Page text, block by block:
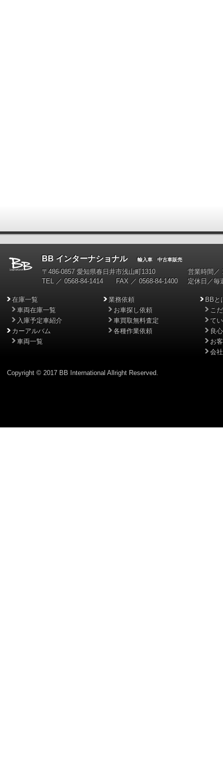
BB インターナショナル輸入車 中古車販売
〒486-0857 愛知県春日井市浅山町1310
TEL ／ 0568-84-1414 FAX ／ 0568-84-1400
営業時間／
定休日／毎
在庫一覧
車両在庫一覧
入庫予定車紹介
カーアルバム
車両一覧
業務依頼
お車探し依頼
車買取無料査定
各種作業依頼
BBと
こ
て
良
お
会
Copyright © 2017 BB International Allright Reserved.